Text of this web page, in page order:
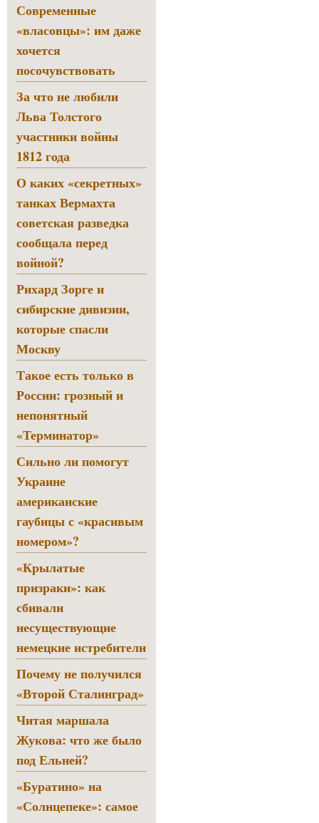
Современные
«власовцы»: им даже
хочется
посочувствовать
За что не любили
Льва Толстого
участники войны
1812 года
О каких «секретных»
танках Вермахта
советская разведка
сообщала перед
войной?
Рихард Зорге и
сибирские дивизии,
которые спасли
Москву
Такое есть только в
России: грозный и
непонятный
«Терминатор»
Сильно ли помогут
Украине
американские
гаубицы с «красивым
номером»?
«Крылатые
призраки»: как
сбивали
несуществующие
немецкие истребители
Почему не получился
«Второй Сталинград»
Читая маршала
Жукова: что же было
под Ельней?
«Буратино» на
«Солнцепеке»: самое